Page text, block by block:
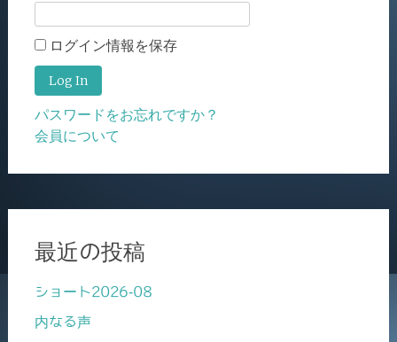
ログイン情報を保存
パスワードをお忘れですか？
会員について
最近の投稿
ショート2026-08
内なる声